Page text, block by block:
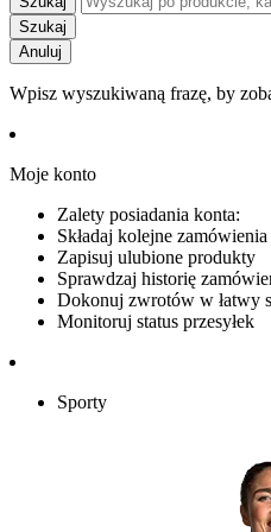
Szukaj
Anuluj
Wpisz wyszukiwaną frazę, by
Moje konto
Zalety posiadania konta:
Składaj kolejne
Zapisuj ulubione produkty
Sprawdzaj historię
Dokonuj zwrotów w łatwy
Monitoruj status przesyłek
Sporty